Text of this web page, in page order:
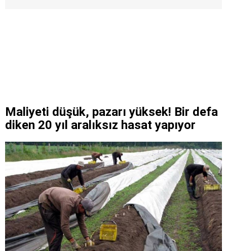
Maliyeti düşük, pazarı yüksek! Bir defa
diken 20 yıl aralıksız hasat yapıyor